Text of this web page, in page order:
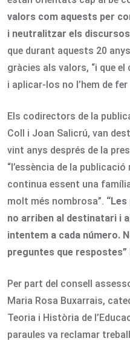
valors com aquests per
i neutralitzar els discursos
que durant aquests 20
gràcies als valors, “i que
i aplicar-los no l’hem de fer
Els codirectors de la
Coll i Joan Salicrú, van
vint anys després de la
“l’essència de la
continua essent una
molt més nombrosa”.
no arriben al destinatari i
intentem a cada número.
preguntes que respostes”
Per part del consell
Maria Rosa Buxarrais,
Teoria i Història de
paraules va reclamar